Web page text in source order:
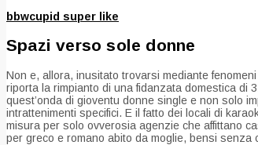
bbwcupid super like
Spazi verso sole donne
Non e, allora, inusitato trovarsi mediante
riporta la rimpianto di una fidanzata domestica di
quest’onda di gioventu donne single e non solo
intrattenimenti specifici. E il fatto dei locali di
misura per solo ovverosia agenzie che affittano
per greco e romano abito da moglie, bensi senza